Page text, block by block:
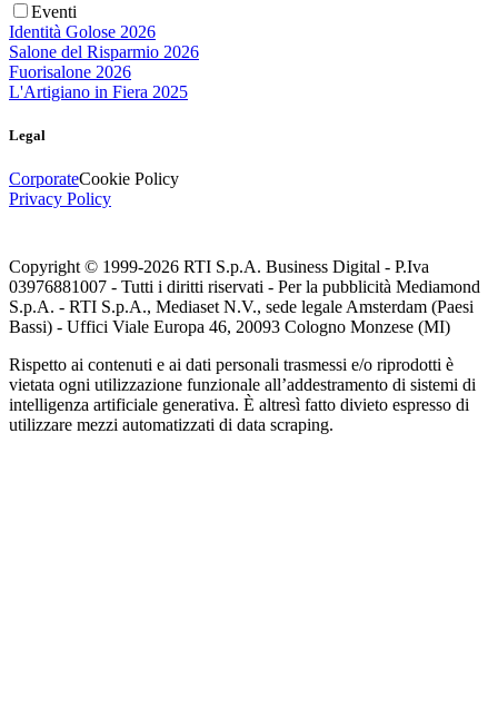
Eventi
Identità Golose 2026
Salone del Risparmio 2026
Fuorisalone 2026
L'Artigiano in Fiera 2025
Legal
CorporateCookie Policy
Privacy Policy
Copyright © 1999-2026 RTI S.p.A. Business Digital - P.Iva
03976881007 - Tutti i diritti riservati - Per la pubblicità Mediamond
S.p.A. - RTI S.p.A., Mediaset N.V., sede legale Amsterdam (Paesi
Bassi) - Uffici Viale Europa 46, 20093 Cologno Monzese (MI)
Rispetto ai contenuti e ai dati personali trasmessi e/o riprodotti è
vietata ogni utilizzazione funzionale all’addestramento di sistemi di
intelligenza artificiale generativa. È altresì fatto divieto espresso di
utilizzare mezzi automatizzati di data scraping.